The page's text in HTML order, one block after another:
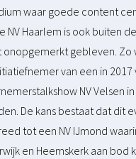
waar goede content
NV Haarlem is ook buiten de
gebleven. Zo
van een in 2017
NV Velsen
De kans bestaat dat dit
tot een NV IJmond
en Heemskerk aan bod